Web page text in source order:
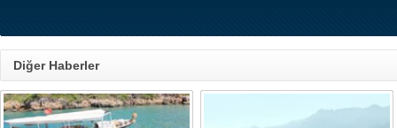
Diğer Haberler